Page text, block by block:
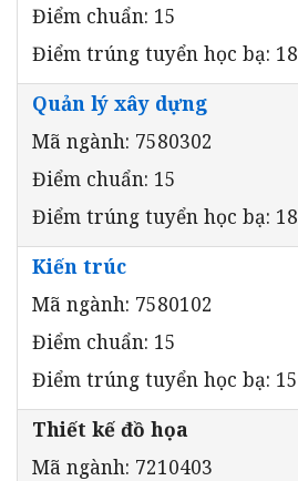
Điểm chuẩn: 15
Điểm trúng tuyển học bạ: 18
Quản lý xây dựng
Mã ngành: 7580302
Điểm chuẩn: 15
Điểm trúng tuyển học bạ: 18
Kiến trúc
Mã ngành: 7580102
Điểm chuẩn: 15
Điểm trúng tuyển học bạ: 15
Thiết kế đồ họa
Mã ngành: 7210403